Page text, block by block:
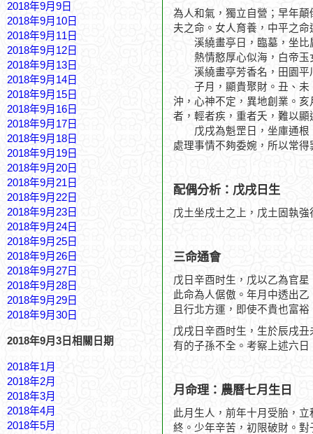
2018年9月9日
2018年9月10日
2018年9月11日
2018年9月12日
2018年9月13日
2018年9月14日
2018年9月15日
2018年9月16日
2018年9月17日
2018年9月18日
2018年9月19日
2018年9月20日
2018年9月21日
2018年9月22日
2018年9月23日
2018年9月24日
2018年9月25日
2018年9月26日
2018年9月27日
2018年9月28日
2018年9月29日
2018年9月30日
2018年9月3日相關日期
2018年1月
2018年2月
2018年3月
2018年4月
2018年5月
為人和氣，獨立自營；早年
夫之命。女人育養，中平之命
溪繞畫亭日，臨墓，坐比
熱情憨厚心似海，白帝玉
溪繞畫亭芳香名，田園平
子月，顯貴聚財。丑、未
沖，心神不定，異地創業。
者，輕者疾，重者夭，難以顯
戊戌為魁罡日，坐庫通根
處理事情不夠委婉，所以常得
配偶分析：戊戌日生
戊土坐戌土之上，戊土固執
三命通會
戊日辛酉时生，戊以乙為官
此命為人倨傲。年月中透出
且行北方運，即使不貴也富裕
戊戌日辛酉时生，生於辰戌
有的子孫不全。考察上述六
月命理：農曆七月生日
此月生人，前年十月受胎，
終。少年辛苦，初限破財。